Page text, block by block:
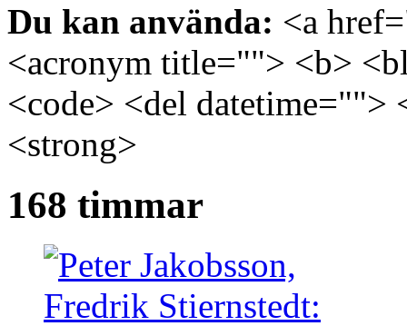
Du kan använda: <a
<acronym title=""> <b>
<code> <del
<strong>
168 timmar